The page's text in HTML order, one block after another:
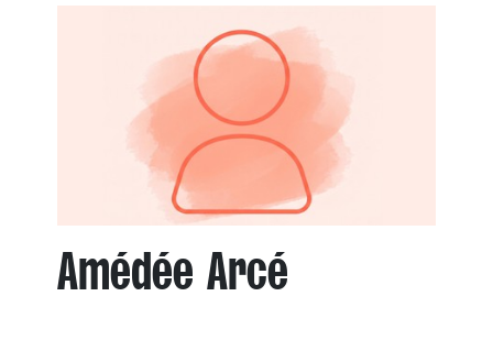
Amédée Arcé